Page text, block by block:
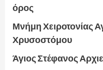
όρος
Μνήμη Χειροτονίας
Χρυσοστόμου
Άγιος Στέφανος